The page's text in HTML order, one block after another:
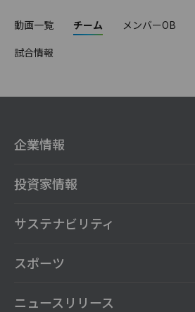
動画一覧 チーム メンバーOB
試合情報
企業情報
投資家情報
サステナビリティ
スポーツ
ニュースリリース